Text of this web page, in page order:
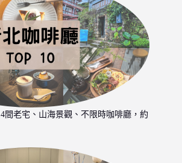
間老宅、山海景觀、不限時咖啡廳，約